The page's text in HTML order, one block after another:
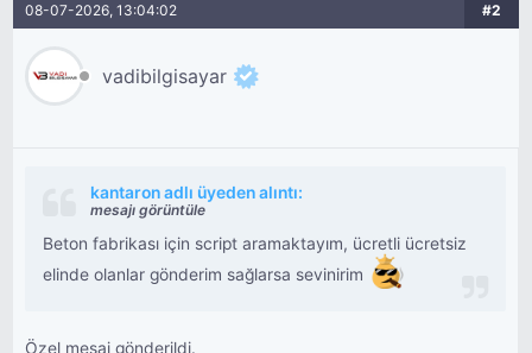
08-07-2026, 13:04:02 #2
vadibilgisayar
kantaron adlı üyeden alıntı:
mesajı görüntüle
Beton fabrikası için script aramaktayım, ücretli ücretsiz
elinde olanlar gönderim sağlarsa sevinirim
Özel mesaj gönderildi.